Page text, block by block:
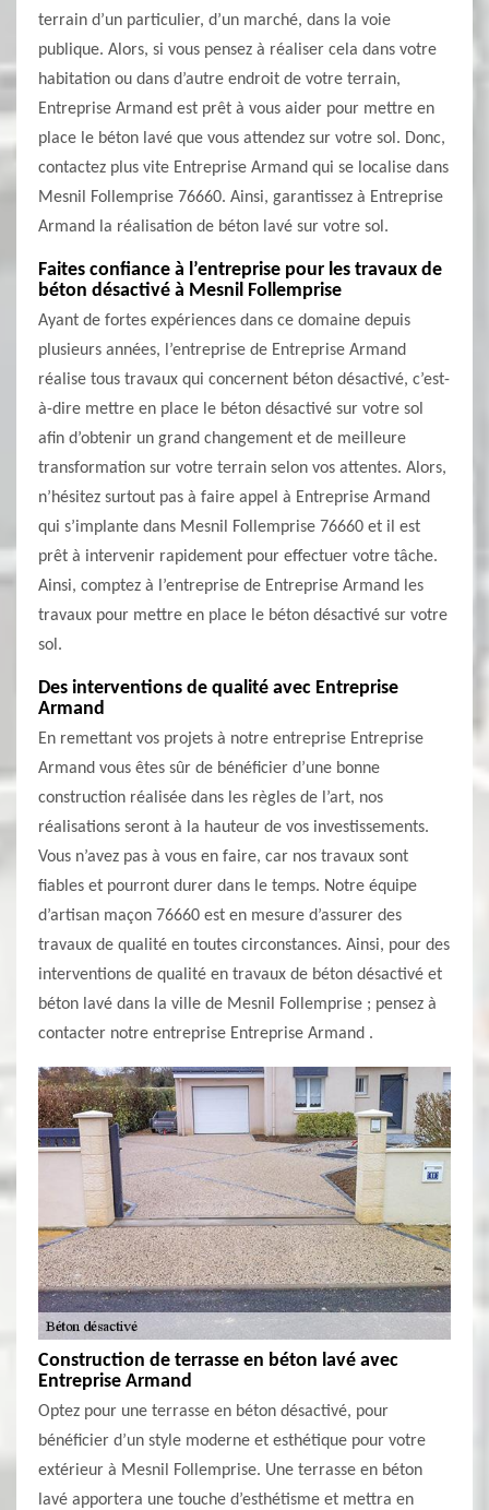
terrain d’un particulier, d’un marché, dans la voie
publique. Alors, si vous pensez à réaliser cela dans votre
habitation ou dans d’autre endroit de votre terrain,
Entreprise Armand est prêt à vous aider pour mettre en
place le béton lavé que vous attendez sur votre sol. Donc,
contactez plus vite Entreprise Armand qui se localise dans
Mesnil Follemprise 76660. Ainsi, garantissez à Entreprise
Armand la réalisation de béton lavé sur votre sol.
Faites confiance à l’entreprise pour les travaux de
béton désactivé à Mesnil Follemprise
Ayant de fortes expériences dans ce domaine depuis
plusieurs années, l’entreprise de Entreprise Armand
réalise tous travaux qui concernent béton désactivé, c’est-
à-dire mettre en place le béton désactivé sur votre sol
afin d’obtenir un grand changement et de meilleure
transformation sur votre terrain selon vos attentes. Alors,
n’hésitez surtout pas à faire appel à Entreprise Armand
qui s’implante dans Mesnil Follemprise 76660 et il est
prêt à intervenir rapidement pour effectuer votre tâche.
Ainsi, comptez à l’entreprise de Entreprise Armand les
travaux pour mettre en place le béton désactivé sur votre
sol.
Des interventions de qualité avec Entreprise
Armand
En remettant vos projets à notre entreprise Entreprise
Armand vous êtes sûr de bénéficier d’une bonne
construction réalisée dans les règles de l’art, nos
réalisations seront à la hauteur de vos investissements.
Vous n’avez pas à vous en faire, car nos travaux sont
fiables et pourront durer dans le temps. Notre équipe
d’artisan maçon 76660 est en mesure d’assurer des
travaux de qualité en toutes circonstances. Ainsi, pour des
interventions de qualité en travaux de béton désactivé et
béton lavé dans la ville de Mesnil Follemprise ; pensez à
contacter notre entreprise Entreprise Armand .
Construction de terrasse en béton lavé avec
Entreprise Armand
Optez pour une terrasse en béton désactivé, pour
bénéficier d’un style moderne et esthétique pour votre
extérieur à Mesnil Follemprise. Une terrasse en béton
lavé apportera une touche d’esthétisme et mettra en